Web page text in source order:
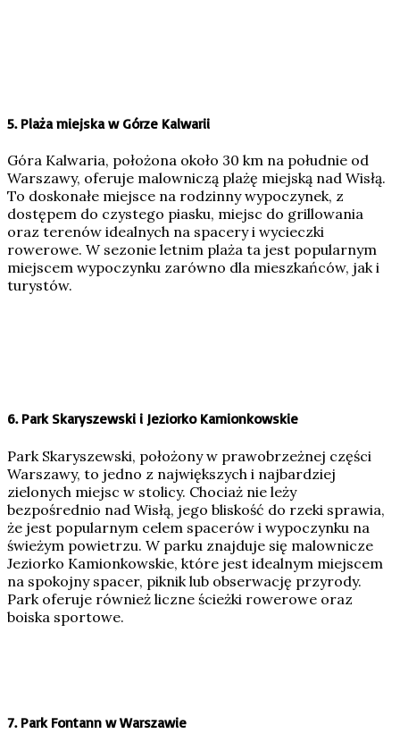
5. Plaża miejska w Górze Kalwarii
Góra Kalwaria, położona około 30 km na południe od
Warszawy, oferuje malowniczą plażę miejską nad Wisłą.
To doskonałe miejsce na rodzinny wypoczynek, z
dostępem do czystego piasku, miejsc do grillowania
oraz terenów idealnych na spacery i wycieczki
rowerowe. W sezonie letnim plaża ta jest popularnym
miejscem wypoczynku zarówno dla mieszkańców, jak i
turystów.
6. Park Skaryszewski i Jeziorko Kamionkowskie
Park Skaryszewski, położony w prawobrzeżnej części
Warszawy, to jedno z największych i najbardziej
zielonych miejsc w stolicy. Chociaż nie leży
bezpośrednio nad Wisłą, jego bliskość do rzeki sprawia,
że jest popularnym celem spacerów i wypoczynku na
świeżym powietrzu. W parku znajduje się malownicze
Jeziorko Kamionkowskie, które jest idealnym miejscem
na spokojny spacer, piknik lub obserwację przyrody.
Park oferuje również liczne ścieżki rowerowe oraz
boiska sportowe.
7. Park Fontann w Warszawie